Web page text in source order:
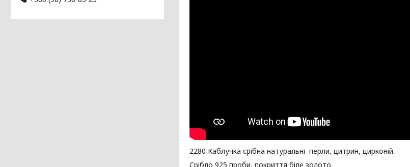
2280 Каблучка срібна натуральні перли, цитрин, цирконій.
Срібло 925 проби, покриття біле золото.